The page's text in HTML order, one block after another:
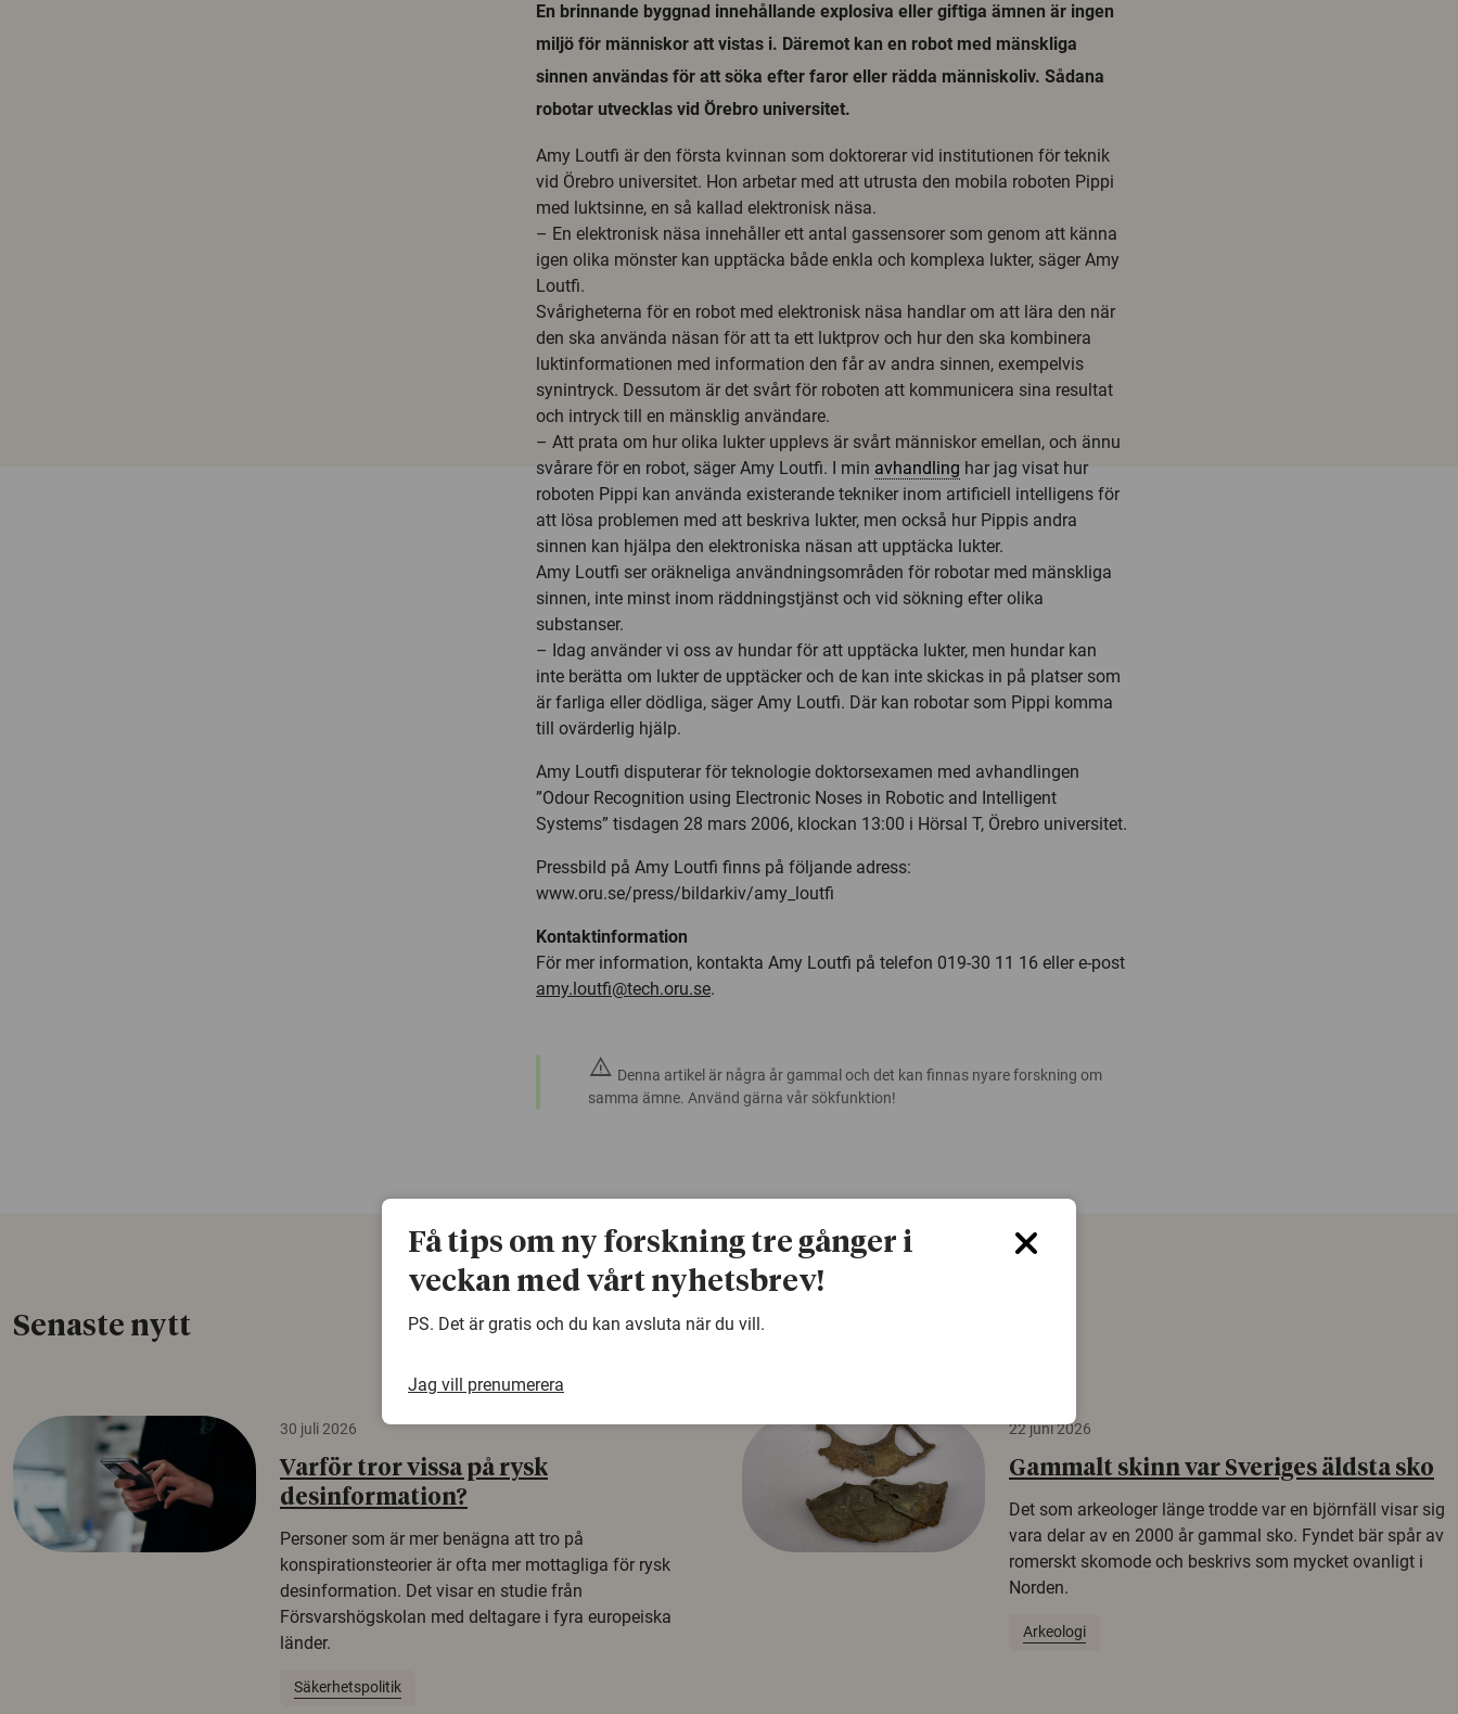
En brinnande byggnad innehållande explosiva eller giftiga ämnen är ingen
miljö för människor att vistas i. Däremot kan en robot med mänskliga
sinnen användas för att söka efter faror eller rädda människoliv. Sådana
robotar utvecklas vid Örebro universitet.
Amy Loutfi är den första kvinnan som doktorerar vid institutionen för teknik
vid Örebro universitet. Hon arbetar med att utrusta den mobila roboten Pippi
med luktsinne, en så kallad elektronisk näsa.
– En elektronisk näsa innehåller ett antal gassensorer som genom att känna
igen olika mönster kan upptäcka både enkla och komplexa lukter, säger Amy
Loutfi.
Svårigheterna för en robot med elektronisk näsa handlar om att lära den när
den ska använda näsan för att ta ett luktprov och hur den ska kombinera
luktinformationen med information den får av andra sinnen, exempelvis
synintryck. Dessutom är det svårt för roboten att kommunicera sina resultat
och intryck till en mänsklig användare.
– Att prata om hur olika lukter upplevs är svårt människor emellan, och ännu
svårare för en robot, säger Amy Loutfi. I min avhandling har jag visat hur
roboten Pippi kan använda existerande tekniker inom artificiell intelligens för
att lösa problemen med att beskriva lukter, men också hur Pippis andra
sinnen kan hjälpa den elektroniska näsan att upptäcka lukter.
Amy Loutfi ser oräkneliga användningsområden för robotar med mänskliga
sinnen, inte minst inom räddningstjänst och vid sökning efter olika
substanser.
– Idag använder vi oss av hundar för att upptäcka lukter, men hundar kan
inte berätta om lukter de upptäcker och de kan inte skickas in på platser som
är farliga eller dödliga, säger Amy Loutfi. Där kan robotar som Pippi komma
till ovärderlig hjälp.
Amy Loutfi disputerar för teknologie doktorsexamen med avhandlingen
”Odour Recognition using Electronic Noses in Robotic and Intelligent
Systems” tisdagen 28 mars 2006, klockan 13:00 i Hörsal T, Örebro universitet.
Pressbild på Amy Loutfi finns på följande adress:
www.oru.se/press/bildarkiv/amy_loutfi
Kontaktinformation
För mer information, kontakta Amy Loutfi på telefon 019-30 11 16 eller e-post
amy.loutfi@tech.oru.se.
warning Denna artikel är några år gammal och det kan finnas nyare forskning om
samma ämne. Använd gärna vår sökfunktion!
Senaste nytt
30 juli 2026
Varför tror vissa på rysk
desinformation?
Personer som är mer benägna att tro på
konspirationsteorier är ofta mer mottagliga för rysk
desinformation. Det visar en studie från
Försvarshögskolan med deltagare i fyra europeiska
länder.
Säkerhetspolitik
22 juni 2026
Gammalt skinn var Sveriges äldsta sko
Det som arkeologer länge trodde var en björnfäll visar sig
vara delar av en 2000 år gammal sko. Fyndet bär spår av
romerskt skomode och beskrivs som mycket ovanligt i
Norden.
Arkeologi
Få tips om ny forskning tre gånger i
veckan med vårt nyhetsbrev!
PS. Det är gratis och du kan avsluta när du vill.
Jag vill prenumerera